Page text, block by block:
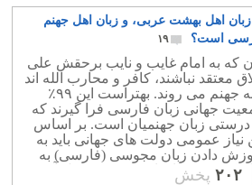
زبان اهل بهشت عربی، و زبان اهل جهنم
است؟
۱۹
که به امام غایب و نایب برحقش علی
معتقد نباشند، کافر و محارب الله اند
و به جهنم می روند. بهتراست این ۹۹٪
جهانی زبان فارسی فرا گیرند که
درستی زبان جهنمیان است. بر اساس
نیاز عمومی دولت های جهانی باید به
دادن زبان مجوسی (فارسی) به
کشورخود اقدام فوری به عمل آورند.۲۰۲ پخش